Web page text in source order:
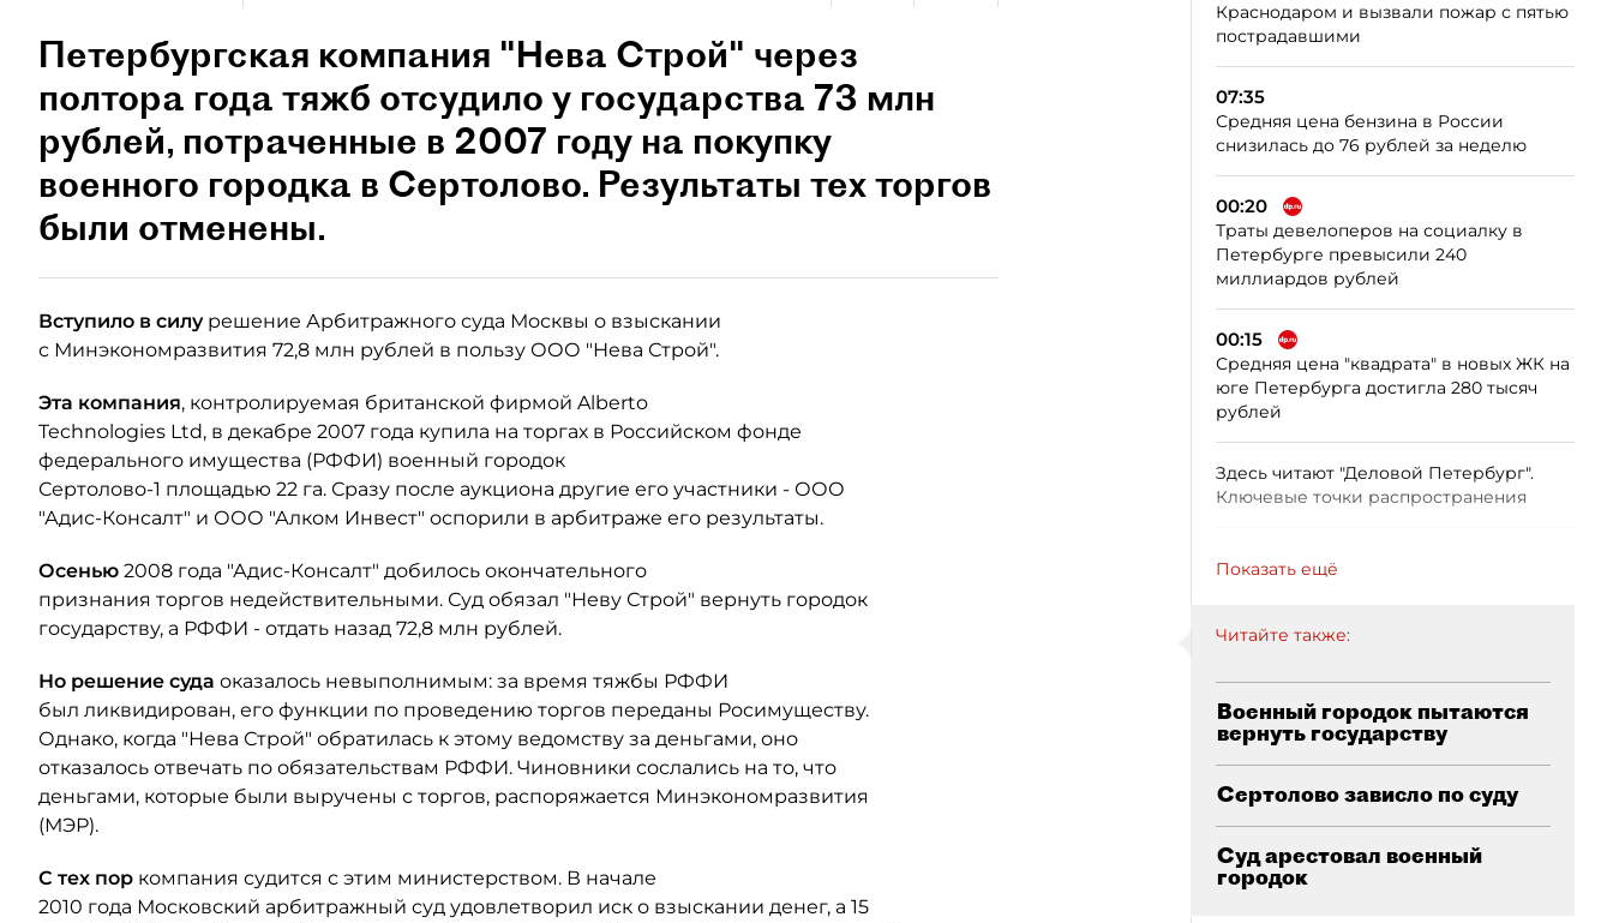
Петербургская компания "Нева Строй" через
полтора года тяжб отсудило у государства 73 млн
рублей, потраченные в 2007 году на покупку
военного городка в Сертолово. Результаты тех торгов
были отменены.
Вступило в силу решение Арбитражного суда Москвы о взыскании
с Минэкономразвития 72,8 млн рублей в пользу ООО "Нева Строй".
Эта компания, контролируемая британской фирмой Alberto
Technologies Ltd, в декабре 2007 года купила на торгах в Российском фонде
федерального имущества (РФФИ) военный городок
Сертолово-1 площадью 22 га. Сразу после аукциона другие его участники - ООО
"Адис-Консалт" и ООО "Алком Инвест" оспорили в арбитраже его результаты.
Осенью 2008 года "Адис-Консалт" добилось окончательного
признания торгов недействительными. Суд обязал "Неву Строй" вернуть городок
государству, а РФФИ - отдать назад 72,8 млн рублей.
Но решение суда оказалось невыполнимым: за время тяжбы РФФИ
был ликвидирован, его функции по проведению торгов переданы Росимуществу.
Однако, когда "Нева Строй" обратилась к этому ведомству за деньгами, оно
отказалось отвечать по обязательствам РФФИ. Чиновники сослались на то, что
деньгами, которые были выручены с торгов, распоряжается Минэкономразвития
(МЭР).
С тех пор компания судится с этим министерством. В начале
2010 года Московский арбитражный суд удовлетворил иск о взыскании денег, а 15
Краснодаром и вызвали пожар с пятью
пострадавшими
07:35
Средняя цена бензина в России
снизилась до 76 рублей за неделю
00:20
Траты девелоперов на социалку в
Петербурге превысили 240
миллиардов рублей
00:15
Средняя цена "квадрата" в новых ЖК на
юге Петербурга достигла 280 тысяч
рублей
Здесь читают "Деловой Петербург".
Ключевые точки распространения
Показать ещё
Читайте также:
Военный городок пытаются
вернуть государству
Сертолово зависло по суду
Суд арестовал военный
городок